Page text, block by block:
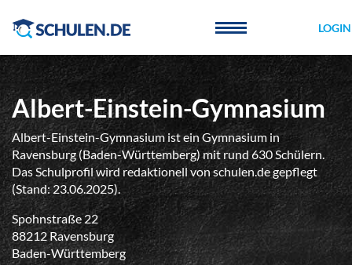
LOGIN
Albert-Einstein-Gymnasium
Albert-Einstein-Gymnasium ist ein Gymnasium in
Ravensburg (Baden-Württemberg) mit rund 630 Schülern.
Das Schulprofil wird redaktionell von schulen.de gepflegt
(Stand: 23.06.2025).
Spohnstraße 22
88212 Ravensburg
Baden-Württemberg